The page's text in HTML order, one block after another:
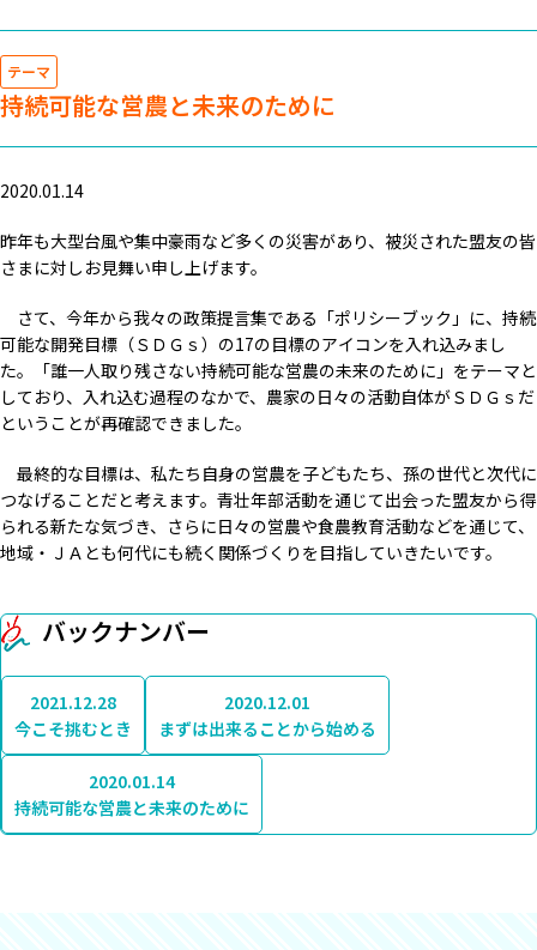
テーマ
持続可能な営農と未来のために
2020.01.14
昨年も大型台風や集中豪雨など多くの災害があり、被災された盟友の皆
さまに対しお見舞い申し上げます。
さて、今年から我々の政策提言集である「ポリシーブック」に、持続
可能な開発目標（ＳＤＧｓ）の17の目標のアイコンを入れ込みまし
た。「誰一人取り残さない持続可能な営農の未来のために」をテーマと
しており、入れ込む過程のなかで、農家の日々の活動自体がＳＤＧｓだ
ということが再確認できました。
最終的な目標は、私たち自身の営農を子どもたち、孫の世代と次代に
つなげることだと考えます。青壮年部活動を通じて出会った盟友から得
られる新たな気づき、さらに日々の営農や食農教育活動などを通じて、
地域・ＪＡとも何代にも続く関係づくりを目指していきたいです。
バックナンバー
2021.12.28
今こそ挑むとき
2020.12.01
まずは出来ることから始める
2020.01.14
持続可能な営農と未来のために